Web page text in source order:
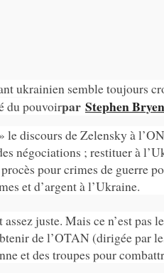
ukrainien semble toujours
du pouvoirpar Stephen Bryen
le discours de Zelensky à
négociations ; restituer à
pour crimes de guerre
et d’argent à l’Ukraine.
assez juste. Mais ce n’est pas
de l’OTAN (dirigée par
et des troupes pour